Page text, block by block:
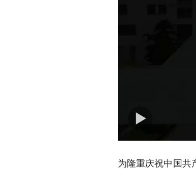
为隆重庆祝中国共